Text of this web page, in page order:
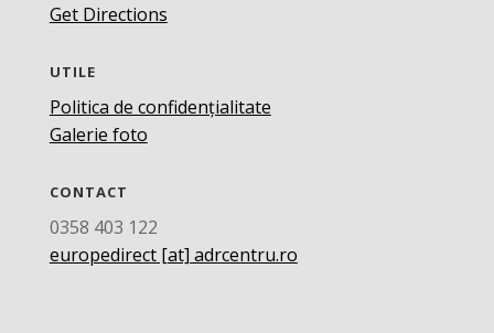
Get Directions
UTILE
Politica de confidențialitate
Galerie foto
CONTACT
0358 403 122
europedirect [at] adrcentru.ro